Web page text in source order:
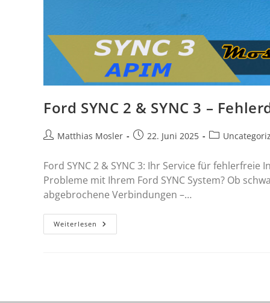
Ford SYNC 2 & SYNC 3 –
Matthias Mosler 22. Juni 2025
Ford SYNC 2 & SYNC 3: Ihr Service für
Probleme mit Ihrem Ford SYNC System? Ob
abgebrochene Verbindungen –…
Weiterlesen